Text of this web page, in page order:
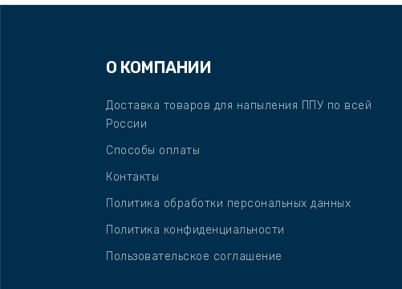
О КОМПАНИИ
Доставка товаров для напыления ППУ по всей
России
Способы оплаты
Контакты
Политика обработки персональных данных
Политика конфиденциальности
Пользовательское соглашение